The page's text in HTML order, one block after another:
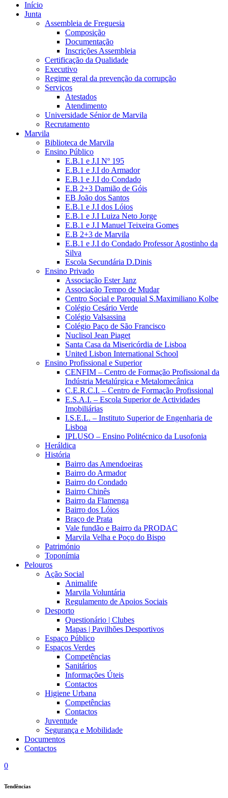
Início
Junta
Assembleia de Freguesia
Composição
Documentação
Inscrições Assembleia
Certificação da Qualidade
Executivo
Regime geral da prevenção da corrupção
Serviços
Atestados
Atendimento
Universidade Sénior de Marvila
Recrutamento
Marvila
Biblioteca de Marvila
Ensino Público
E.B.1 e J.I Nº 195
E.B.1 e J.I do Armador
E.B.1 e J.I do Condado
E.B 2+3 Damião de Góis
EB João dos Santos
E.B.1 e J.I dos Lóios
E.B.1 e J.I Luiza Neto Jorge
E.B.1 e J.I Manuel Teixeira Gomes
E.B 2+3 de Marvila
E.B.1 e J.I do Condado Professor Agostinho da
Silva
Escola Secundária D.Dinis
Ensino Privado
Associação Ester Janz
Associação Tempo de Mudar
Centro Social e Paroquial S.Maximiliano Kolbe
Colégio Cesário Verde
Colégio Valsassina
Colégio Paço de São Francisco
Nuclisol Jean Piaget
Santa Casa da Misericórdia de Lisboa
United Lisbon International School
Ensino Profissional e Superior
CENFIM – Centro de Formação Profissional da
Indústria Metalúrgica e Metalomecânica
C.E.R.C.I. – Centro de Formação Profissional
E.S.A.I. – Escola Superior de Actividades
Imobiliárias
I.S.E.L. – Instituto Superior de Engenharia de
Lisboa
IPLUSO – Ensino Politécnico da Lusofonia
Heráldica
História
Bairro das Amendoeiras
Bairro do Armador
Bairro do Condado
Bairro Chinês
Bairro da Flamenga
Bairro dos Lóios
Braço de Prata
Vale fundão e Bairro da PRODAC
Marvila Velha e Poço do Bispo
Património
Toponímia
Pelouros
Ação Social
Animalife
Marvila Voluntária
Regulamento de Apoios Sociais
Desporto
Questionário | Clubes
Mapas | Pavilhões Desportivos
Espaço Público
Espaços Verdes
Competências
Sanitários
Informações Úteis
Contactos
Higiene Urbana
Competências
Contactos
Juventude
Segurança e Mobilidade
Documentos
Contactos
0
Tendências